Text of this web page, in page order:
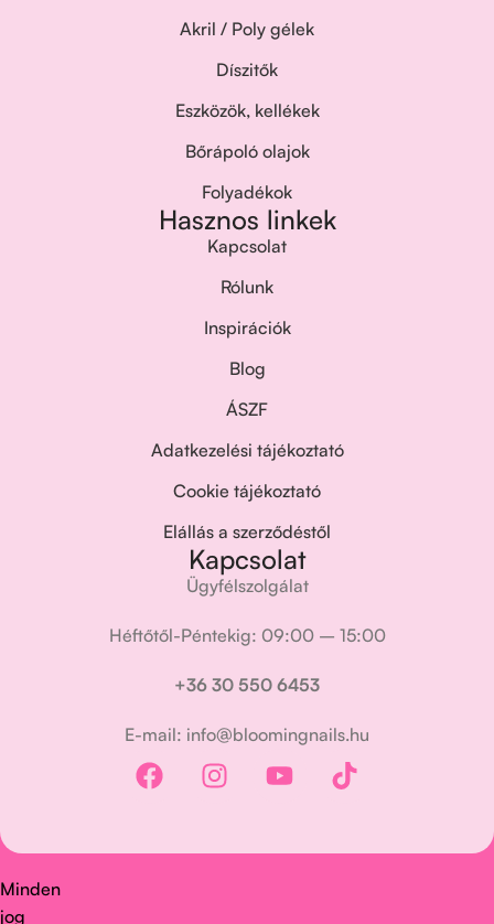
Akril / Poly gélek
Díszitők
Eszközök, kellékek
Bőrápoló olajok
Folyadékok
Hasznos linkek
Kapcsolat
Rólunk
Inspirációk
Blog
ÁSZF
Adatkezelési tájékoztató
Cookie tájékoztató
Elállás a szerződéstől
Kapcsolat
Ügyfélszolgálat
Héftőtől-Péntekig: 09:00 – 15:00
+36 30 550 6453
E-mail: info@bloomingnails.hu
Minden
jog